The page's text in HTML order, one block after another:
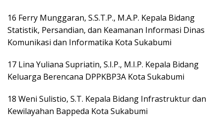
16 Ferry Munggaran, S.S.T.P., M.A.P. Kepala Bidang
Statistik, Persandian, dan Keamanan Informasi Dinas
Komunikasi dan Informatika Kota Sukabumi
17 Lina Yuliana Supriatin, S.I.P., M.I.P. Kepala Bidang
Keluarga Berencana DPPKBP3A Kota Sukabumi
18 Weni Sulistio, S.T. Kepala Bidang Infrastruktur dan
Kewilayahan Bappeda Kota Sukabumi